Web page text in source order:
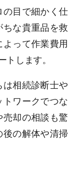
の目で細かく仕
な貴重品を救
って作業費用
トします。
相続診断士や
ワークでつな
売却の相談も驚
後の解体や清掃